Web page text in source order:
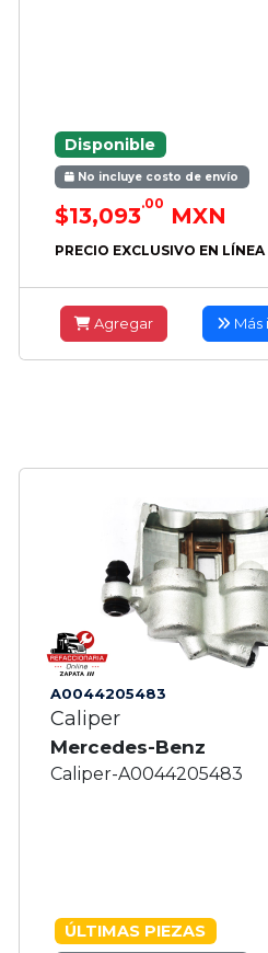
Disponible
No incluye costo de envío
$13,093.00 MXN
PRECIO EXCLUSIVO EN LÍNEA
Agregar
A0044205483
Caliper
Mercedes-Benz
Caliper-A0044205483
ÚLTIMAS PIEZAS